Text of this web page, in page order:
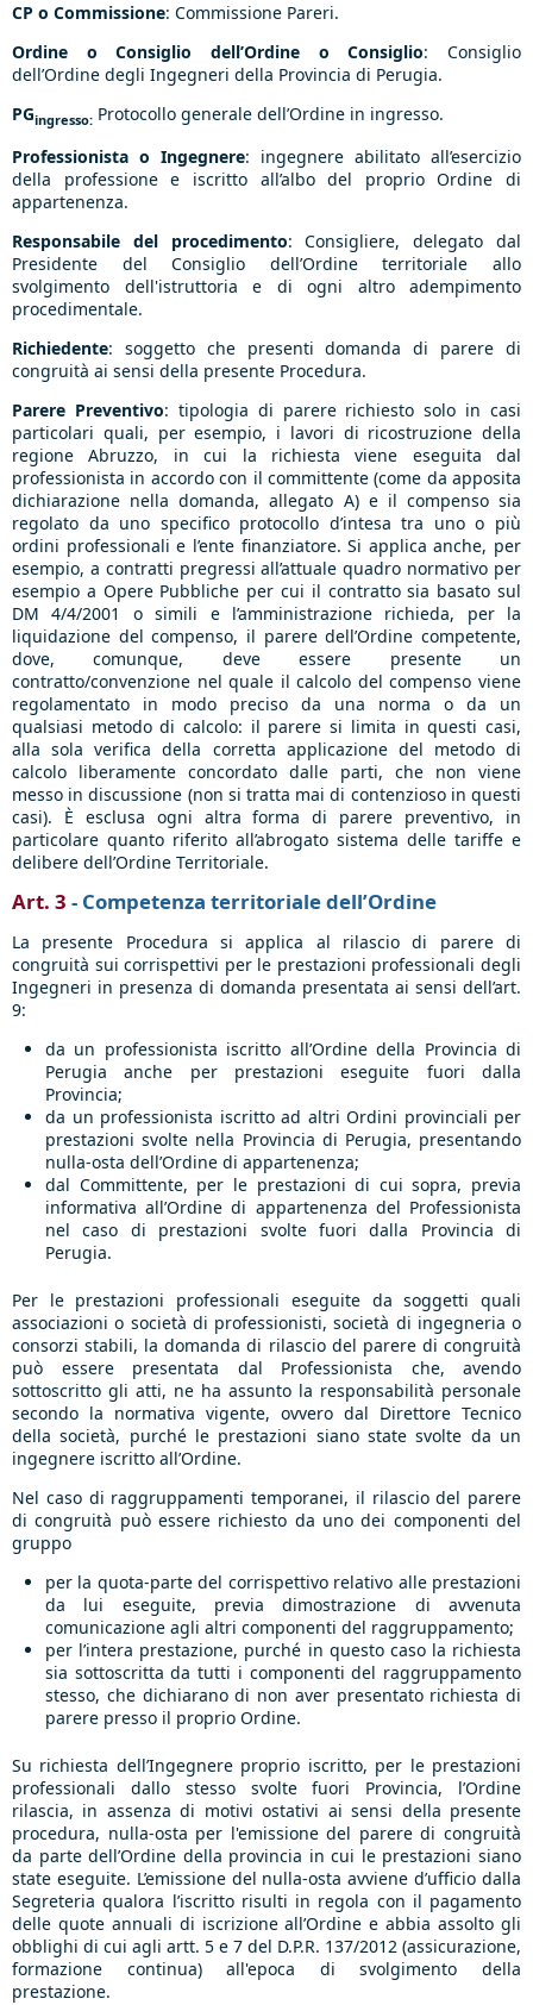
CP o Commissione: Commissione Pareri.
Ordine o Consiglio dell’Ordine o Consiglio: Consiglio
dell’Ordine degli Ingegneri della Provincia di Perugia.
PGingresso: Protocollo generale dell’Ordine in ingresso.
Professionista o Ingegnere: ingegnere abilitato all’esercizio
della professione e iscritto all’albo del proprio Ordine di
appartenenza.
Responsabile del procedimento: Consigliere, delegato dal
Presidente del Consiglio dell’Ordine territoriale allo
svolgimento dell'istruttoria e di ogni altro adempimento
procedimentale.
Richiedente: soggetto che presenti domanda di parere di
congruità ai sensi della presente Procedura.
Parere Preventivo: tipologia di parere richiesto solo in casi
particolari quali, per esempio, i lavori di ricostruzione della
regione Abruzzo, in cui la richiesta viene eseguita dal
professionista in accordo con il committente (come da apposita
dichiarazione nella domanda, allegato A) e il compenso sia
regolato da uno specifico protocollo d’intesa tra uno o più
ordini professionali e l’ente finanziatore. Si applica anche, per
esempio, a contratti pregressi all’attuale quadro normativo per
esempio a Opere Pubbliche per cui il contratto sia basato sul
DM 4/4/2001 o simili e l’amministrazione richieda, per la
liquidazione del compenso, il parere dell’Ordine competente,
dove, comunque, deve essere presente un
contratto/convenzione nel quale il calcolo del compenso viene
regolamentato in modo preciso da una norma o da un
qualsiasi metodo di calcolo: il parere si limita in questi casi,
alla sola verifica della corretta applicazione del metodo di
calcolo liberamente concordato dalle parti, che non viene
messo in discussione (non si tratta mai di contenzioso in questi
casi). È esclusa ogni altra forma di parere preventivo, in
particolare quanto riferito all’abrogato sistema delle tariffe e
delibere dell’Ordine Territoriale.
Art. 3 - Competenza territoriale dell’Ordine
La presente Procedura si applica al rilascio di parere di
congruità sui corrispettivi per le prestazioni professionali degli
Ingegneri in presenza di domanda presentata ai sensi dell’art.
9:
da un professionista iscritto all’Ordine della Provincia di
Perugia anche per prestazioni eseguite fuori dalla
Provincia;
da un professionista iscritto ad altri Ordini provinciali per
prestazioni svolte nella Provincia di Perugia, presentando
nulla-osta dell’Ordine di appartenenza;
dal Committente, per le prestazioni di cui sopra, previa
informativa all’Ordine di appartenenza del Professionista
nel caso di prestazioni svolte fuori dalla Provincia di
Perugia.
Per le prestazioni professionali eseguite da soggetti quali
associazioni o società di professionisti, società di ingegneria o
consorzi stabili, la domanda di rilascio del parere di congruità
può essere presentata dal Professionista che, avendo
sottoscritto gli atti, ne ha assunto la responsabilità personale
secondo la normativa vigente, ovvero dal Direttore Tecnico
della società, purché le prestazioni siano state svolte da un
ingegnere iscritto all’Ordine.
Nel caso di raggruppamenti temporanei, il rilascio del parere
di congruità può essere richiesto da uno dei componenti del
gruppo
per la quota-parte del corrispettivo relativo alle prestazioni
da lui eseguite, previa dimostrazione di avvenuta
comunicazione agli altri componenti del raggruppamento;
per l’intera prestazione, purché in questo caso la richiesta
sia sottoscritta da tutti i componenti del raggruppamento
stesso, che dichiarano di non aver presentato richiesta di
parere presso il proprio Ordine.
Su richiesta dell’Ingegnere proprio iscritto, per le prestazioni
professionali dallo stesso svolte fuori Provincia, l’Ordine
rilascia, in assenza di motivi ostativi ai sensi della presente
procedura, nulla-osta per l'emissione del parere di congruità
da parte dell’Ordine della provincia in cui le prestazioni siano
state eseguite. L’emissione del nulla-osta avviene d’ufficio dalla
Segreteria qualora l’iscritto risulti in regola con il pagamento
delle quote annuali di iscrizione all’Ordine e abbia assolto gli
obblighi di cui agli artt. 5 e 7 del D.P.R. 137/2012 (assicurazione,
formazione continua) all'epoca di svolgimento della
prestazione.